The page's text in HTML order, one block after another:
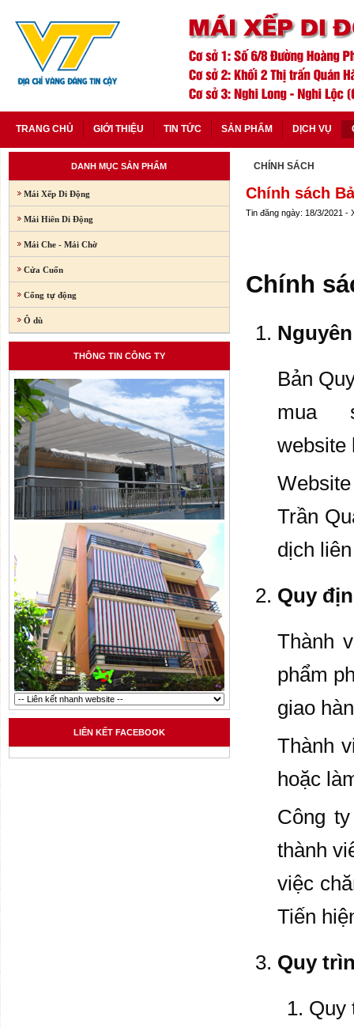
TRANG CHỦ GIỚI THIỆU TIN TỨC SẢN PHẨM DỊCH VỤ
DANH MỤC SẢN PHẨM
Mái Xếp Di Động
Mái Hiên Di Động
Mái Che - Mái Chờ
Cửa Cuốn
Cổng tự động
Ô dù
THÔNG TIN CÔNG TY
LIÊN KẾT FACEBOOK
CHÍNH SÁCH
Chính sách
Tin đăng ngày: 18/3/2021 -
Chính
Bản
mua
website
Trần
dịch
Quy
Thành
phẩm
giao
Thành
hoặc
Công
thành
việc
Tiến
Quy
Quy